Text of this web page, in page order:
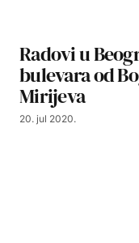
Radovi u
bulevara od
Mirijeva
20. jul 2020.